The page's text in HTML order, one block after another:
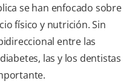
se han enfocado sobre
físico y nutrición. Sin
entre las
las y los dentistas